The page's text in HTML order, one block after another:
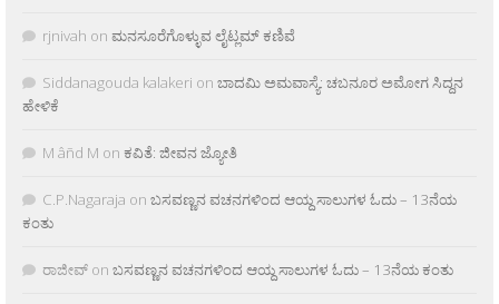
rjnivah on ಮನಸೂರೆಗೊಳ್ಳುವ ಲೈಟ್ಲಮ್ ಕಣಿವೆ
Siddanagouda kalakeri on ಬಾದಮಿ ಅಮವಾಸ್ಯೆ: ಚಬನೂರ ಅಮೋಗ ಸಿದ್ದನ
ಹೇಳಿಕೆ
M âñd M on ಕವಿತೆ: ಜೀವನ ಜ್ಯೋತಿ
C.P.Nagaraja on ಬಸವಣ್ಣನ ವಚನಗಳಿಂದ ಆಯ್ದ ಸಾಲುಗಳ ಓದು – 13ನೆಯ
ಕಂತು
ರಾಜೀವ್ on ಬಸವಣ್ಣನ ವಚನಗಳಿಂದ ಆಯ್ದ ಸಾಲುಗಳ ಓದು – 13ನೆಯ ಕಂತು